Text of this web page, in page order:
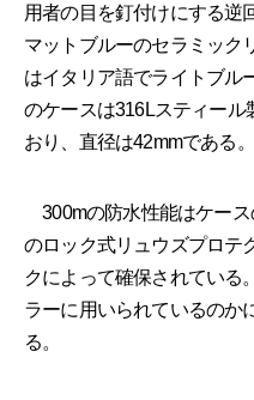
用者の目を釘付けにする逆
マットブルーのセラミック
はイタリア語でライトブル
のケースは316Lスティール
おり、直径は42mmである。
300mの防水性能はケー
のロック式リュウズプロテ
クによって確保されている
ラーに用いられているのか
る。